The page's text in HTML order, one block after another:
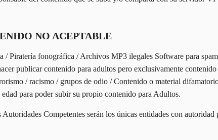
NO ACEPTABLE
/ Piratería fonográfica / Archivos MP3 ilegales Software para
publicar contenido para adultos pero exclusivamente
/ racismo / grupos de odio / Contenido o material
para poder subir su propio contenido para Adultos.
Competentes serán los únicas entidades con